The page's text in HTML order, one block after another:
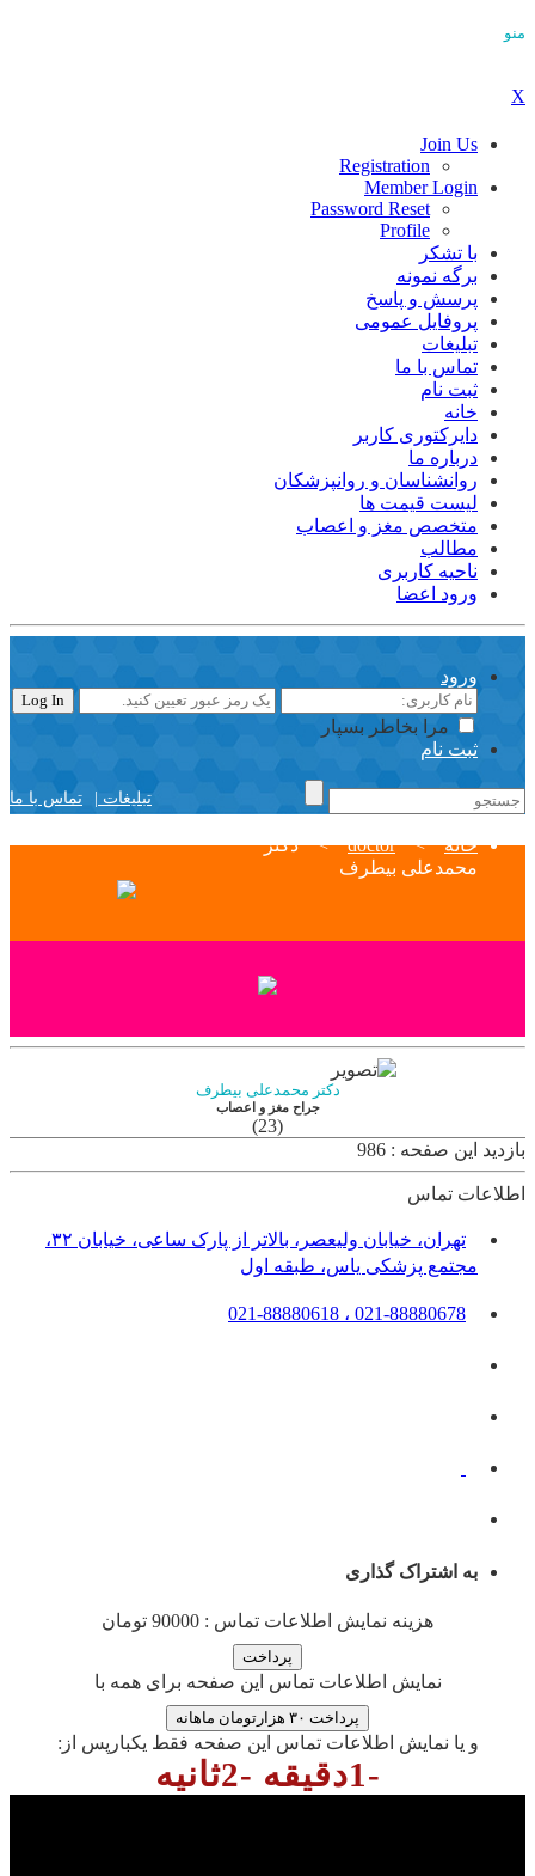
منو
X
Join Us
Registration
Member Login
Password Reset
Profile
با تشکر
برگه نمونه
پرسش و پاسخ
پروفایل عمومی
تبلیغات
تماس با ما
ثبت نام
خانه
دایرکتوری کاربر
درباره ما
روانشناسان و روانپزشکان
لیست قیمت ها
متخصص مغز و اعصاب
مطالب
ناحیه کاربری
ورود اعضا
ورود
مرا بخاطر بسپار
ثبت نام
تماس با ما تبلیغات |
خانه>
doctor
>دکتر
محمدعلی بیطرف
دکتر محمدعلی بیطرف
جراح مغز و اعصاب
(23)
بازدید این صفحه : 986
اطلاعات تماس
تهران، خیابان ولیعصر، بالاتر از پارک ساعی، خیابان ۳۲،
مجتمع پزشکی یاس، طبقه اول
021-88880678 ، 021-88880618
به اشتراک گذاری
هزینه نمایش اطلاعات تماس : 90000 تومان
نمایش اطلاعات تماس این صفحه برای همه با
پرداخت ۳۰ هزارتومان ماهانه
و یا نمایش اطلاعات تماس این صفحه فقط یکبارپس از:
-1دقیقه -2ثانیه